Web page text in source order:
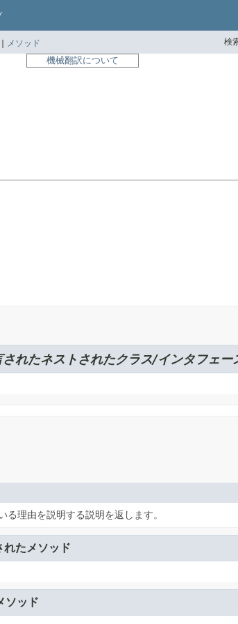
| メソッド 検
機械翻訳について
されたネストされたクラス/インタフェー
る理由を説明する説明を返します。
れたメソッド
ソッド